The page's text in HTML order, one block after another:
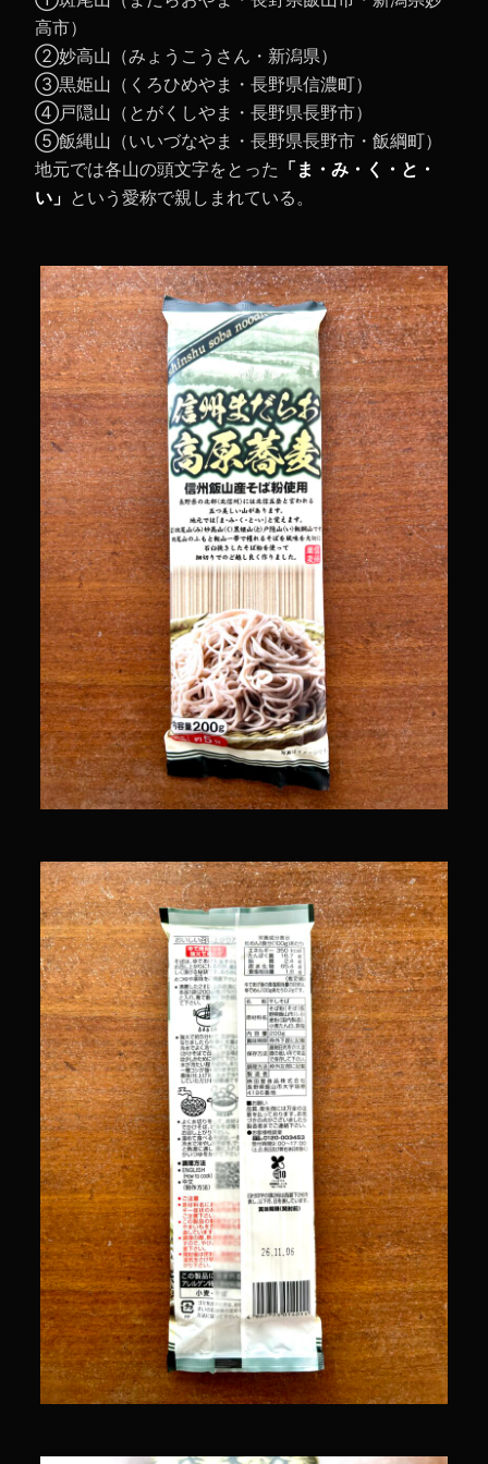
高市）
➁妙高山（みょうこうさん・新潟県）
③黒姫山（くろひめやま・長野県信濃町）
④戸隠山（とがくしやま・長野県長野市）
⑤飯縄山（いいづなやま・長野県長野市・飯綱町）
地元では各山の頭文字をとった 「ま・み・く・と・
い」 という愛称で親しまれている。